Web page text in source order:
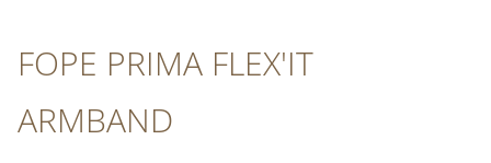
FOPE PRIMA FLEX'IT
ARMBAND